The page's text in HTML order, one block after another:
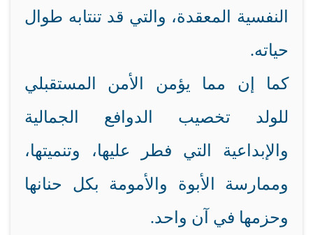
النفسية المعقدة، والتي قد تنتابه طوال
حياته.
كما إن مما يؤمن الأمن المستقبلي
للولد تخصيب الدوافع الجمالية
والإبداعية التي فطر عليها، وتنميتها،
وممارسة الأبوة والأمومة بكل حنانها
وحزمها في آن واحد.